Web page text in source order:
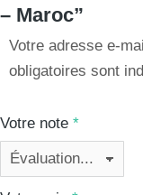
– Maroc”
Votre adresse e-
obligatoires sont
Votre note *